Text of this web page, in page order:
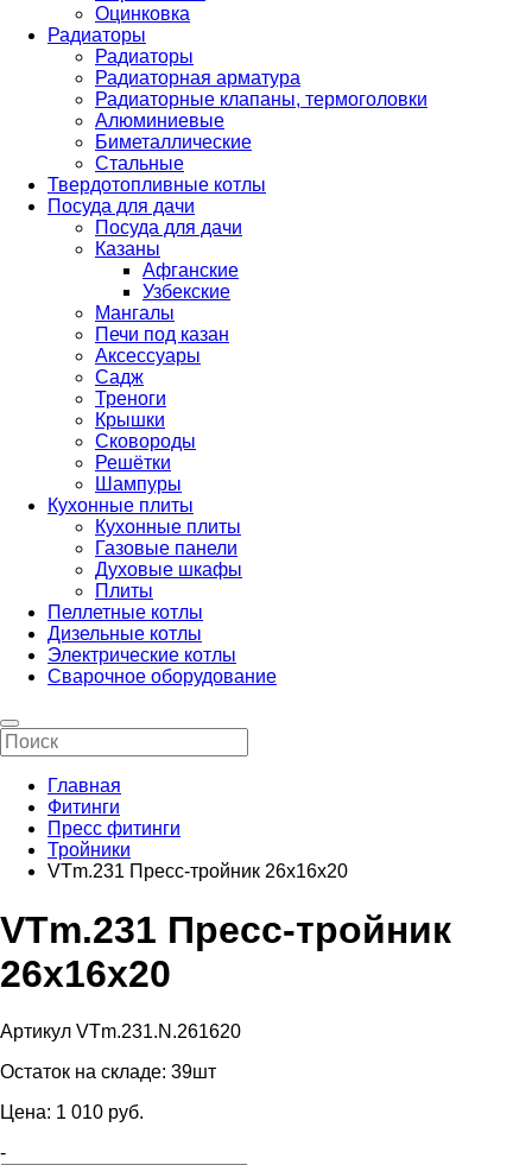
Оцинковка
Радиаторы
Радиаторы
Радиаторная арматура
Радиаторные клапаны, термоголовки
Алюминиевые
Биметаллические
Стальные
Твердотопливные котлы
Посуда для дачи
Посуда для дачи
Казаны
Афганские
Узбекские
Мангалы
Печи под казан
Аксессуары
Садж
Треноги
Крышки
Сковороды
Решётки
Шампуры
Кухонные плиты
Кухонные плиты
Газовые панели
Духовые шкафы
Плиты
Пеллетные котлы
Дизельные котлы
Электрические котлы
Сварочное оборудование
Главная
Фитинги
Пресс фитинги
Тройники
VTm.231 Пресс-тройник 26х16х20
VTm.231 Пресс-тройник
26х16х20
Артикул VTm.231.N.261620
Остаток на складе: 39шт
Цена: 1 010 pуб.
-